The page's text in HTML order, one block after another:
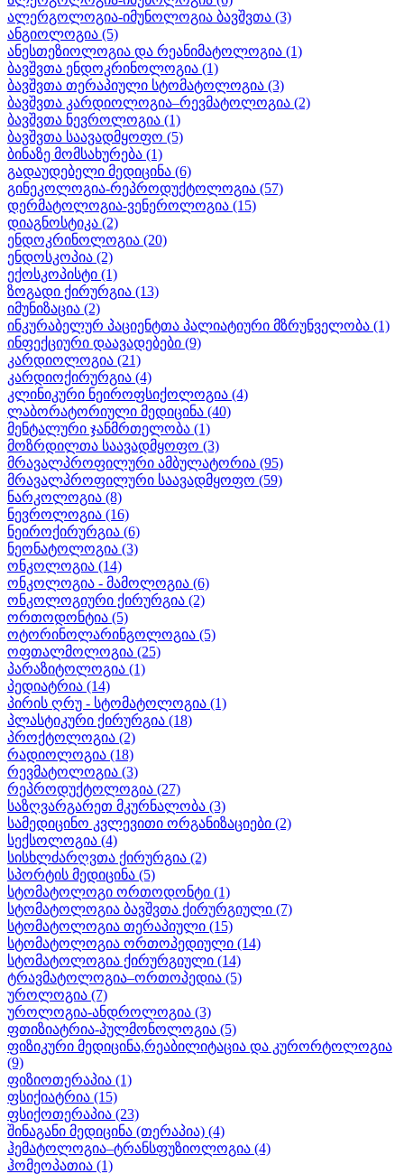
ალერგოლოგია-იმუნოლოგია ბავშვთა (3)
ანგიოლოგია (5)
ანესთეზიოლოგია და რეანიმატოლოგია (1)
ბავშვთა ენდოკრინოლოგია (1)
ბავშვთა თერაპიული სტომატოლოგია (3)
ბავშვთა კარდიოლოგია–რევმატოლოგია (2)
ბავშვთა ნევროლოგია (1)
ბავშვთა საავადმყოფო (5)
ბინაზე მომსახურება (1)
გადაუდებელი მედიცინა (6)
გინეკოლოგია-რეპროდუქტოლოგია (57)
დერმატოლოგია-ვენეროლოგია (15)
დიაგნოსტიკა (2)
ენდოკრინოლოგია (20)
ენდოსკოპია (2)
ექოსკოპისტი (1)
ზოგადი ქირურგია (13)
იმუნიზაცია (2)
ინკურაბელურ პაციენტთა პალიატიური მზრუნველობა (1)
ინფექციური დაავადებები (9)
კარდიოლოგია (21)
კარდიოქირურგია (4)
კლინიკური ნეიროფსიქოლოგია (4)
ლაბორატორიული მედიცინა (40)
მენტალური ჯანმრთელობა (1)
მოზრდილთა საავადმყოფო (3)
მრავალპროფილური ამბულატორია (95)
მრავალპროფილური საავადმყოფო (59)
ნარკოლოგია (8)
ნევროლოგია (16)
ნეიროქირურგია (6)
ნეონატოლოგია (3)
ონკოლოგია (14)
ონკოლოგია - მამოლოგია (6)
ონკოლოგიური ქირურგია (2)
ორთოდონტია (5)
ოტორინოლარინგოლოგია (5)
ოფთალმოლოგია (25)
პარაზიტოლოგია (1)
პედიატრია (14)
პირის ღრუ - სტომატოლოგია (1)
პლასტიკური ქირურგია (18)
პროქტოლოგია (2)
რადიოლოგია (18)
რევმატოლოგია (3)
რეპროდუქტოლოგია (27)
საზღვარგარეთ მკურნალობა (3)
სამედიცინო კვლევითი ორგანიზაციები (2)
სექსოლოგია (4)
სისხლძარღვთა ქირურგია (2)
სპორტის მედიცინა (5)
სტომატოლოგი ორთოდონტი (1)
სტომატოლოგია ბავშვთა ქირურგიული (7)
სტომატოლოგია თერაპიული (15)
სტომატოლოგია ორთოპედიული (14)
სტომატოლოგია ქირურგიული (14)
ტრავმატოლოგია–ორთოპედია (5)
უროლოგია (7)
უროლოგია-ანდროლოგია (3)
ფთიზიატრია-პულმონოლოგია (5)
ფიზიკური მედიცინა,რეაბილიტაცია და კურორტოლოგია
(9)
ფიზიოთერაპია (1)
ფსიქიატრია (15)
ფსიქოთერაპია (23)
შინაგანი მედიცინა (თერაპია) (4)
ჰემატოლოგია–ტრანსფუზიოლოგია (4)
ჰომეოპათია (1)